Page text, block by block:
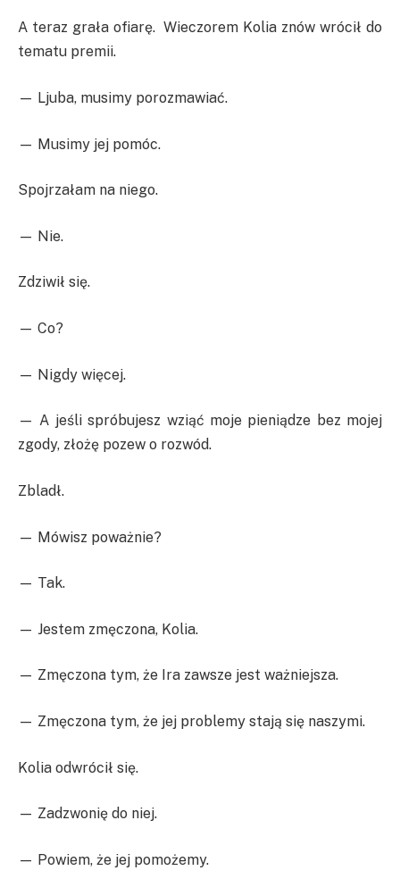
A teraz grała ofiarę. Wieczorem Kolia znów wrócił do
tematu premii.
— Ljuba, musimy porozmawiać.
— Musimy jej pomóc.
Spojrzałam na niego.
— Nie.
Zdziwił się.
— Co?
— Nigdy więcej.
— A jeśli spróbujesz wziąć moje pieniądze bez mojej
zgody, złożę pozew o rozwód.
Zbladł.
— Mówisz poważnie?
— Tak.
— Jestem zmęczona, Kolia.
— Zmęczona tym, że Ira zawsze jest ważniejsza.
— Zmęczona tym, że jej problemy stają się naszymi.
Kolia odwrócił się.
— Zadzwonię do niej.
— Powiem, że jej pomożemy.